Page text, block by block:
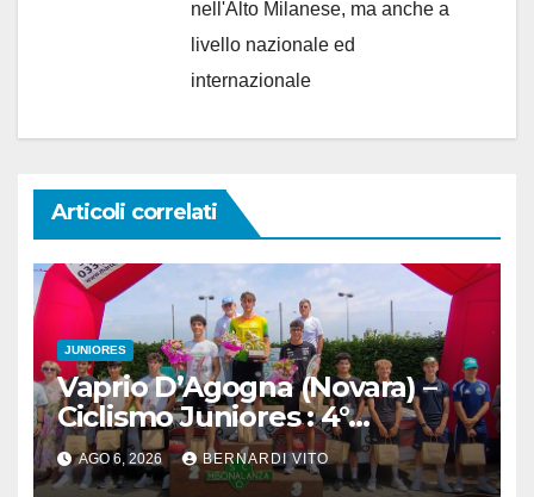
nell'Alto Milanese, ma anche a
livello nazionale ed
internazionale
Articoli correlati
JUNIORES
Vaprio D’Agogna (Novara) –
Ciclismo Juniores : 4°
Memorial Pippo Fallarini al
valsusano Graziano Paolo
AGO 6, 2026 BERNARDI VITO